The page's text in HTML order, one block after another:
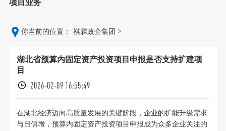
项目业务
你当前的位置： 祺霖政企集团 >
湖北省预算内固定资产投资项目申报是否支持扩建项
目
2026-02-09 16:55:49
在湖北经济迈向高质量发展的关键阶段，企业的扩能升级需求
与日俱增，预算内固定资产投资项目申报成为众多企业关注的